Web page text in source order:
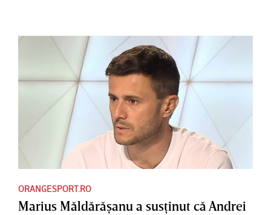
ORANGESPORT.RO
Marius Măldărăşanu a susţinut că Andrei